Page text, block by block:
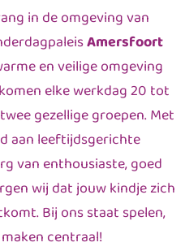
in de omgeving van
Amersfoort
en veilige omgeving
elke werkdag 20 tot
gezellige groepen. Met
aan leeftijdsgerichte
van enthousiaste, goed
wij dat jouw kindje zich
Bij ons staat spelen,
centraal!